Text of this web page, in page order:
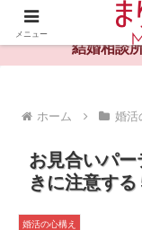
婚活や出会い
結婚相談
ホーム 婚活
お見合いパ
きに注意す
婚活の心構え
メニュー